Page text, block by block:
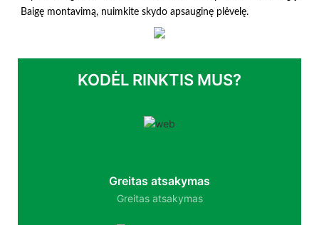
Baigę montavimą, nuimkite skydo apsauginę plėvelę.
KODĖL RINKTIS MUS?
Greitas atsakymas
Greitas atsakymas